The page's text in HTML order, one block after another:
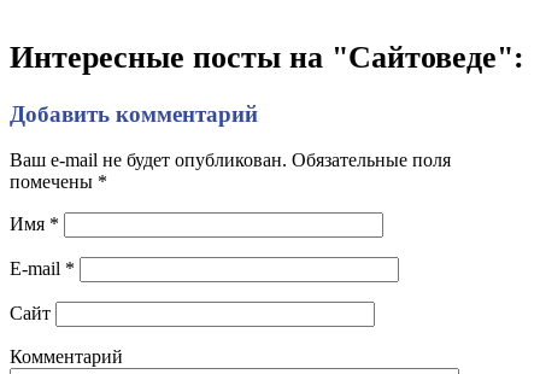
Интересные посты на "Сайтоведе":
Добавить комментарий
Ваш e-mail не будет опубликован. Обязательные поля
помечены *
Имя *
E-mail *
Сайт
Комментарий